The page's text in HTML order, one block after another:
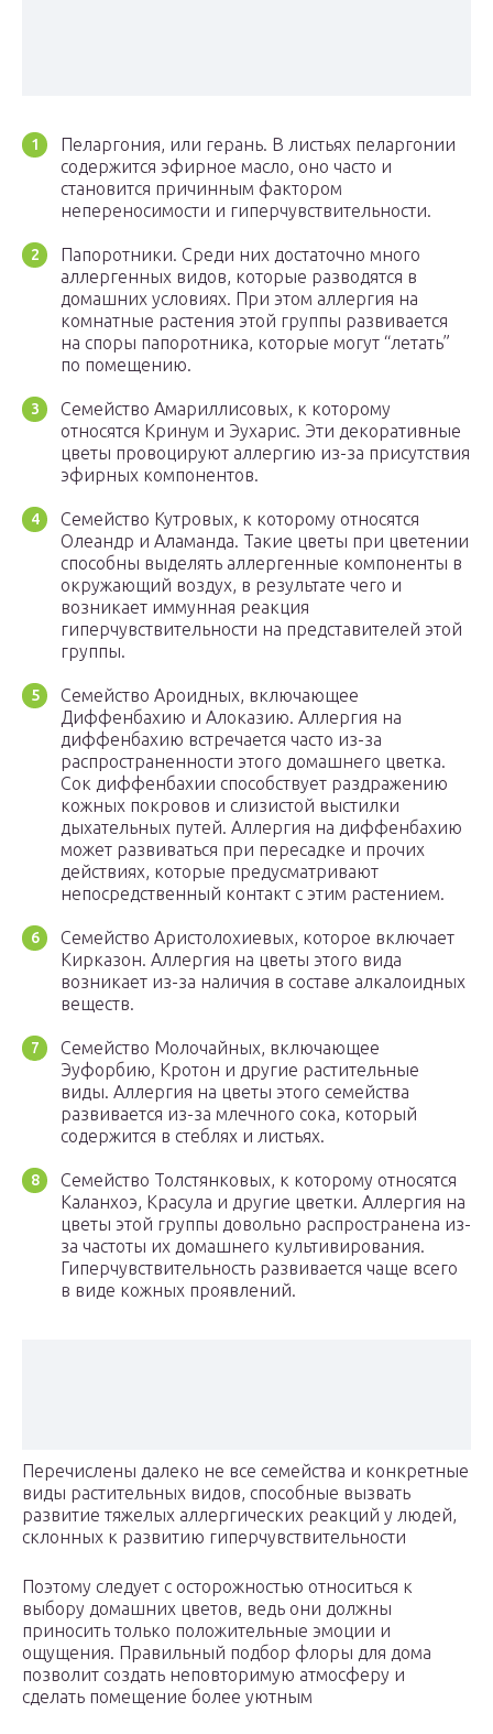
Пеларгония, или герань. В листьях пеларгонии
содержится эфирное масло, оно часто и
становится причинным фактором
непереносимости и гиперчувствительности.
Папоротники. Среди них достаточно много
аллергенных видов, которые разводятся в
домашних условиях. При этом аллергия на
комнатные растения этой группы развивается
на споры папоротника, которые могут “летать”
по помещению.
Семейство Амариллисовых, к которому
относятся Кринум и Эухарис. Эти декоративные
цветы провоцируют аллергию из-за присутствия
эфирных компонентов.
Семейство Кутровых, к которому относятся
Олеандр и Аламанда. Такие цветы при цветении
способны выделять аллергенные компоненты в
окружающий воздух, в результате чего и
возникает иммунная реакция
гиперчувствительности на представителей этой
группы.
Семейство Ароидных, включающее
Диффенбахию и Алоказию. Аллергия на
диффенбахию встречается часто из-за
распространенности этого домашнего цветка.
Сок диффенбахии способствует раздражению
кожных покровов и слизистой выстилки
дыхательных путей. Аллергия на диффенбахию
может развиваться при пересадке и прочих
действиях, которые предусматривают
непосредственный контакт с этим растением.
Семейство Аристолохиевых, которое включает
Кирказон. Аллергия на цветы этого вида
возникает из-за наличия в составе алкалоидных
веществ.
Семейство Молочайных, включающее
Эуфорбию, Кротон и другие растительные
виды. Аллергия на цветы этого семейства
развивается из-за млечного сока, который
содержится в стеблях и листьях.
Семейство Толстянковых, к которому относятся
Каланхоэ, Красула и другие цветки. Аллергия на
цветы этой группы довольно распространена из-
за частоты их домашнего культивирования.
Гиперчувствительность развивается чаще всего
в виде кожных проявлений.
Перечислены далеко не все семейства и конкретные
виды растительных видов, способные вызвать
развитие тяжелых аллергических реакций у людей,
склонных к развитию гиперчувствительности
Поэтому следует с осторожностью относиться к
выбору домашних цветов, ведь они должны
приносить только положительные эмоции и
ощущения. Правильный подбор флоры для дома
позволит создать неповторимую атмосферу и
сделать помещение более уютным